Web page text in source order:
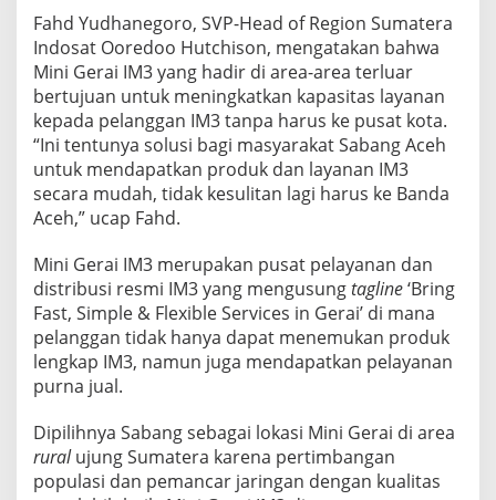
b
a
n
g
A
c
e
h
Fahd Yudhanegoro, SVP-Head of Region Sumatera
Indosat Ooredoo Hutchison, mengatakan bahwa
Mini Gerai IM3 yang hadir di area-area terluar
bertujuan untuk meningkatkan kapasitas layanan
kepada pelanggan IM3 tanpa harus ke pusat kota.
“Ini tentunya solusi bagi masyarakat Sabang Aceh
untuk mendapatkan produk dan layanan IM3
secara mudah, tidak kesulitan lagi harus ke Banda
Aceh,” ucap Fahd.
Mini Gerai IM3 merupakan pusat pelayanan dan
distribusi resmi IM3 yang mengusungtagline‘Bring
Fast, Simple & Flexible Services in Gerai’ di mana
pelanggan tidak hanya dapat menemukan produk
lengkap IM3, namun juga mendapatkan pelayanan
purna jual.
Dipilihnya Sabang sebagai lokasi Mini Gerai di area
ruralujung Sumatera karena pertimbangan
populasi dan pemancar jaringan dengan kualitas